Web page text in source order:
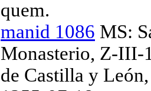
quem.
manid 1086 MS:
Monasterio, Z-III-
de Castilla y